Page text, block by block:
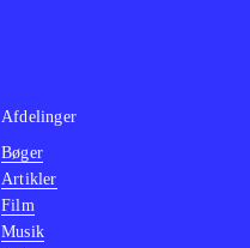
Afdelinger
Bøger
Artikler
Film
Musik